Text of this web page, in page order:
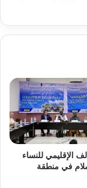
الإقليمي للنساء
في منطقة